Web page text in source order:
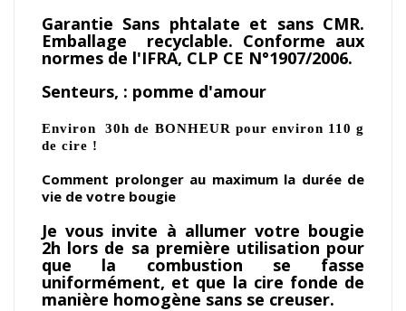
Garantie Sans phtalate et sans CMR.
Emballage recyclable. Conforme aux
normes de l'IFRA, CLP CE N°1907/2006.
Senteurs, : pomme d'amour
Environ 30h de BONHEUR pour environ 110 g
de cire !
Comment prolonger au maximum la durée de
vie de votre bougie
Je vous invite à allumer votre bougie
2h lors de sa première utilisation pour
que la combustion se fasse
uniformément, et que la cire fonde de
manière homogène sans se creuser.